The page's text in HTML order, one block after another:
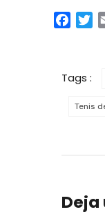
Tags :
Tenis
Deja